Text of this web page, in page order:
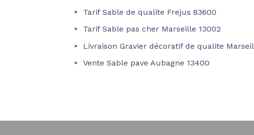
Tarif Sable de qualite Frejus 83600
Tarif Sable pas cher Marseille 13002
Livraison Gravier décoratif de qualite
Vente Sable pave Aubagne 13400